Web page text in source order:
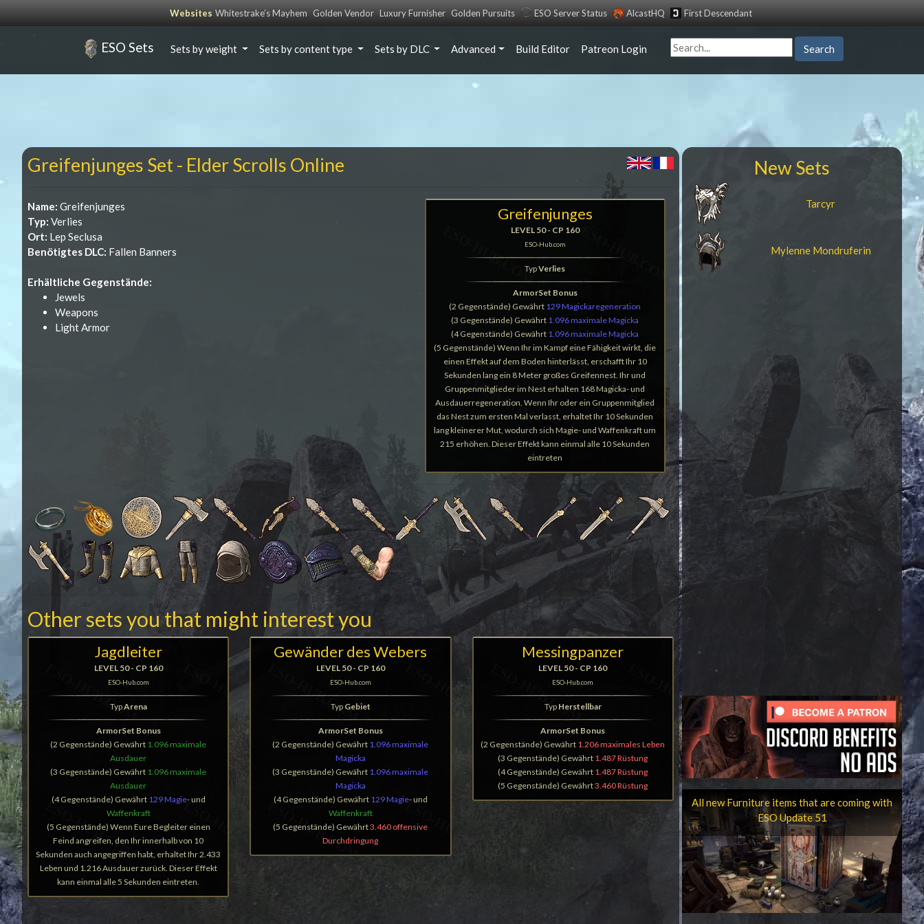
Websites Whitestrake’s Mayhem Golden Vendor Luxury Furnisher Golden Pursuits ESO Server Status AlcastHQ First Descendant
ESO Sets Sets by weight Sets by content type Sets by DLC Advanced Build Editor Patreon Login Search
Greifenjunges Set - Elder Scrolls Online
Greifenjunges
LEVEL 50 - CP 160
ESO-Hub.com
TypVerlies
ArmorSet Bonus
(2 Gegenstände) Gewährt 129 Magickaregeneration
(3 Gegenstände) Gewährt 1.096 maximale Magicka
(4 Gegenstände) Gewährt 1.096 maximale Magicka
(5 Gegenstände) Wenn Ihr im Kampf eine Fähigkeit wirkt, die
einen Effekt auf dem Boden hinterlässt, erschafft Ihr 10
Sekunden lang ein 8 Meter großes Greifennest. Ihr und
Gruppenmitglieder im Nest erhalten 168 Magicka- und
Ausdauerregeneration. Wenn Ihr oder ein Gruppenmitglied
das Nest zum ersten Mal verlasst, erhaltet Ihr 10 Sekunden
lang kleinerer Mut, wodurch sich Magie- und Waffenkraft um
215 erhöhen. Dieser Effekt kann einmal alle 10 Sekunden
eintreten
Name: Greifenjunges
Typ: Verlies
Ort: Lep Seclusa
Benötigtes DLC: Fallen Banners
Erhältliche Gegenstände:
Jewels
Weapons
Light Armor
Other sets you that might interest you
Jagdleiter
LEVEL 50 - CP 160
ESO-Hub.com
TypArena
ArmorSet Bonus
(2 Gegenstände) Gewährt 1.096 maximale
Ausdauer
(3 Gegenstände) Gewährt 1.096 maximale
Ausdauer
(4 Gegenstände) Gewährt 129 Magie- und
Waffenkraft
(5 Gegenstände) Wenn Eure Begleiter einen
Feind angreifen, den Ihr innerhalb von 10
Sekunden auch angegriffen habt, erhaltet Ihr 2.433
Leben und 1.216 Ausdauer zurück. Dieser Effekt
kann einmal alle 5 Sekunden eintreten.
Gewänder des Webers
LEVEL 50 - CP 160
ESO-Hub.com
Typ Gebiet
ArmorSet Bonus
(2 Gegenstände) Gewährt 1.096 maximale
Magicka
(3 Gegenstände) Gewährt 1.096 maximale
Magicka
(4 Gegenstände) Gewährt 129 Magie- und
Waffenkraft
(5 Gegenstände) Gewährt3.460 offensive
Durchdringung
Messingpanzer
LEVEL 50 - CP 160
ESO-Hub.com
Typ Herstellbar
ArmorSet Bonus
(2 Gegenstände) Gewährt 1.206 maximales Leben
(3 Gegenstände) Gewährt 1.487 Rüstung
(4 Gegenstände) Gewährt 1.487 Rüstung
(5 Gegenstände) Gewährt3.460 Rüstung
New Sets
Tarcyr
Mylenne Mondruferin
All new Furniture items that are coming with
ESO Update 51